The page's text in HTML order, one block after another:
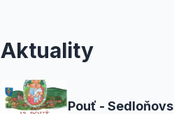
Aktuality
Pouť -